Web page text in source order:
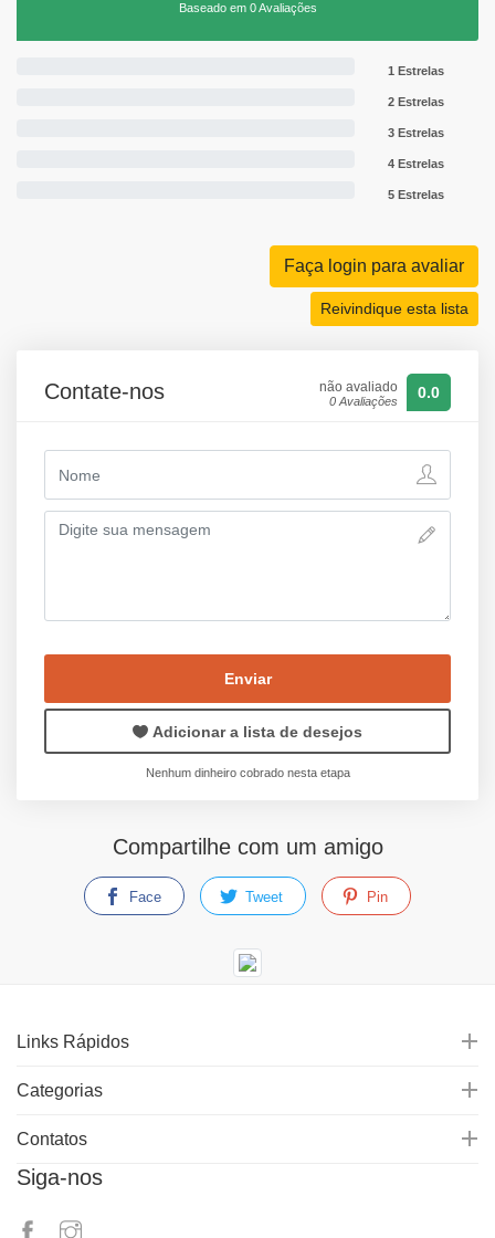
Baseado em 0 Avaliações
1 Estrelas
2 Estrelas
3 Estrelas
4 Estrelas
5 Estrelas
Faça login para avaliar
Reivindique esta lista
Contate-nos não avaliado
0 Avaliações 0.0
Enviar
Adicionar a lista de desejos
Nenhum dinheiro cobrado nesta etapa
Compartilhe com um amigo
Face Tweet Pin
Links Rápidos
Categorias
Contatos
Siga-nos